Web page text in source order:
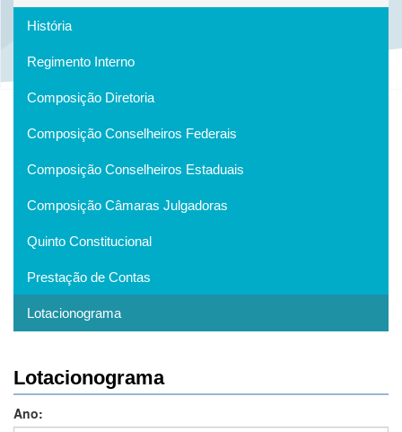
História
Regimento Interno
Composição Diretoria
Composição Conselheiros Federais
Composição Conselheiros Estaduais
Composição Câmaras Julgadoras
Quinto Constitucional
Prestação de Contas
Lotacionograma
Lotacionograma
Ano: